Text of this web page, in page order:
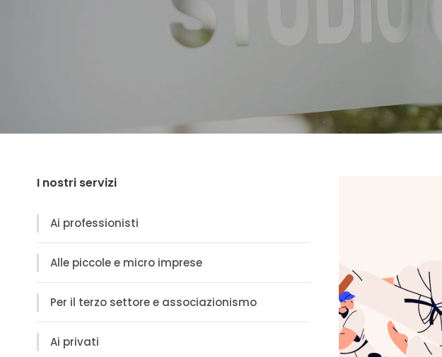
I nostri servizi
Ai professionisti
Alle piccole e micro imprese
Per il terzo settore e associazionismo
Ai privati